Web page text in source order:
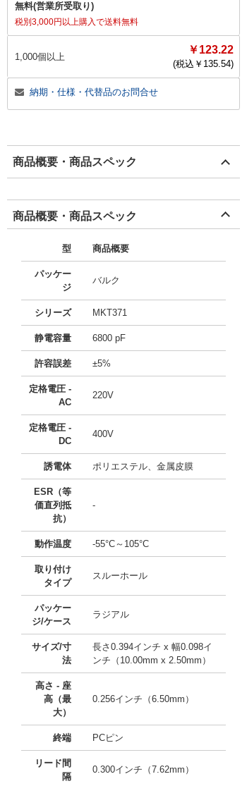
無料(営業所受取り)
税別3,000円以上購入で送料無料
1,000個以上
￥123.22
(税込￥ 135.54)
納期・仕様・代替品のお問合せ
商品概要・商品スペック
商品概要・商品スペック
型 商品概要
パッケー
ジ
バルク
シリーズ MKT371
静電容量 6800 pF
許容誤差 ±5%
定格電圧 -
AC
220V
定格電圧 -
DC
400V
誘電体 ポリエステル、金属皮膜
ESR（等
価直列抵
抗）
-
動作温度 -55°C～105°C
取り付け
タイプ
スルーホール
パッケー
ジ/ケース
ラジアル
サイズ/寸
法
長さ0.394インチ x 幅0.098イ
ンチ（10.00mm x 2.50mm）
高さ - 座
高（最
大）
0.256インチ（6.50mm）
終端 PCピン
リード間
隔
0.300インチ（7.62mm）